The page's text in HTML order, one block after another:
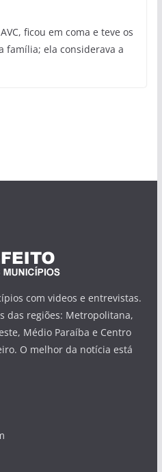
ficou em coma e teve os
família; ela considerava a
com videos e entrevistas.
das regiões: Metropolitana,
Médio Paraíba e Centro
O melhor da notícia está